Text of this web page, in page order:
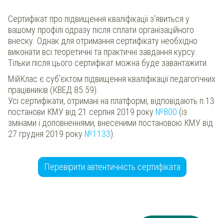
Сертифікат про підвищення кваліфікації з'явиться у
вашому профілі одразу після сплати організаційного
внеску. Однак для отримання сертифікату необхідно
виконати всі теоретичні та практичні завдання курсу.
Тільки після цього сертифікат можна буде завантажити.
МійКлас є суб'єктом підвищення кваліфікації педагогічних
працівників (КВЕД 85.59).
Усі сертифікати, отримані на платформі, відповідають п.13
постанови КМУ від 21 серпня 2019 року №800 (із
змінами і доповненнями, внесеними постановою КМУ від
27 грудня 2019 року №1133).
Перевірити автентичність сертифіката